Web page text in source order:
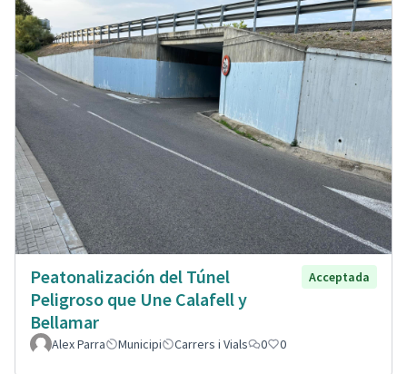
Peatonalización del Túnel
Peligroso que Une Calafell y
Bellamar
Acceptada
Alex Parra Municipi Carrers i Vials 0 0